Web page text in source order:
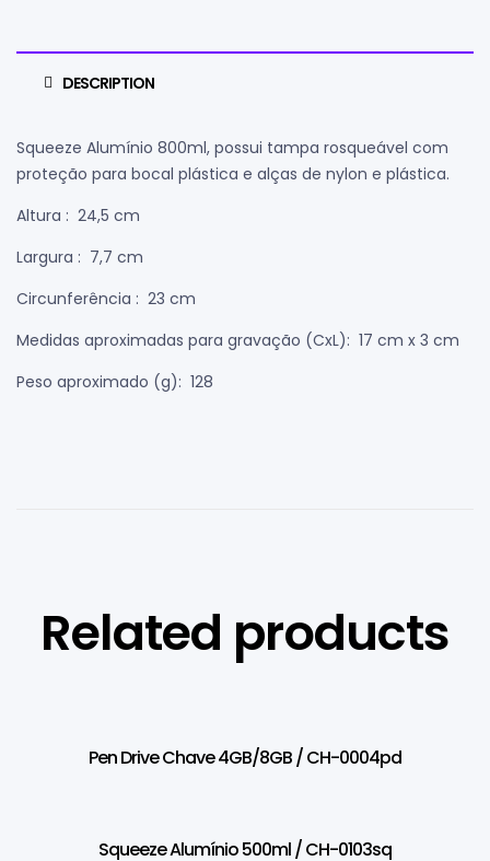
DESCRIPTION
Squeeze Alumínio 800ml, possui tampa rosqueável com
proteção para bocal plástica e alças de nylon e plástica.
Altura : 24,5 cm
Largura : 7,7 cm
Circunferência : 23 cm
Medidas aproximadas para gravação (CxL): 17 cm x 3 cm
Peso aproximado (g): 128
Related products
Pen Drive Chave 4GB/8GB / CH-0004pd
Squeeze Alumínio 500ml / CH-0103sq